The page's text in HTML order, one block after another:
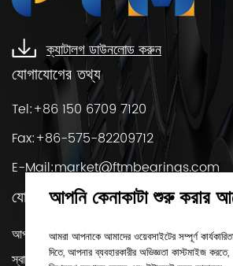
ক্যাটালগ ডাউনলোড করুন
যোগাযোগের তথ্য
Tel:+86 150 6709 7120
Fax:+86-575-82209712
E-Mail:market@ftmbearings.com
যোগাযোগ করুন
আপনার যদি কোন প্রশ্ন থাকে বা বিয়ারিং সম্পর্কে
স্বাচ্ছন্দ্যে যোগাযোগ করুন!
আপনি কেনাকাটা শুরু করার
আমরা আপনাকে আমাদের ওয়েবসাইটের সম্পূর্ণ
দিতে, আপনার ব্যবহারকারীর অভিজ্ঞতা কাস্টমাইজ করতে,